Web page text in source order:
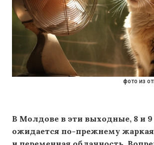
фото из
В Молдове в эти выходные, 8 и 9
ожидается по-прежнему